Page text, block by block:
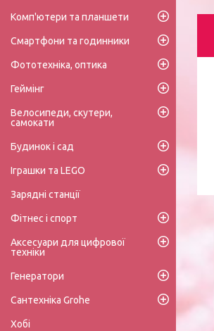
Комп'ютери та планшети
Смартфони та годинники
Фототехніка, оптика
Геймінг
Велосипеди, скутери,
самокати
Будинок і сад
Іграшки та LEGO
Зарядні станції
Фітнес і спорт
Аксесуари для цифрової
техніки
Генератори
Сантехніка Grohe
Хобі